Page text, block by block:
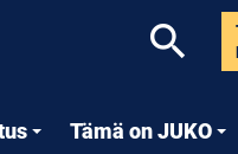
Tämä on JUKO
search